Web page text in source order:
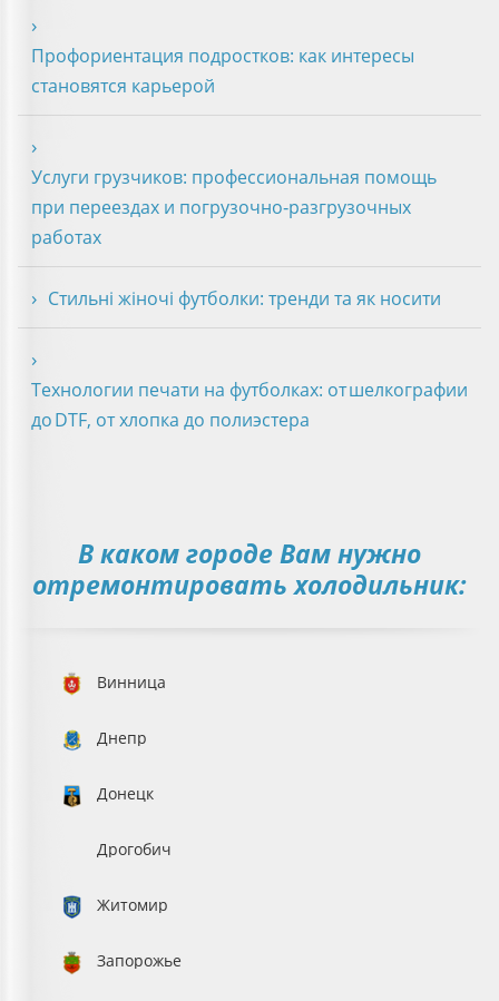
Профориентация подростков: как интересы
становятся карьерой
Услуги грузчиков: профессиональная помощь
при переездах и погрузочно‑разгрузочных
работах
Стильні жіночі футболки: тренди та як носити
Технологии печати на футболках: от шелкографии
до DTF, от хлопка до полиэстера
В каком городе Вам нужно
отремонтировать холодильник:
Винница
Днепр
Донецк
Дрогобич
Житомир
Запорожье